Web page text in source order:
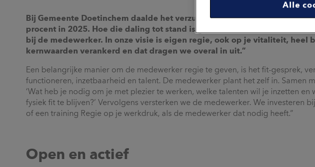
Bij Gemeente Doetinchem daalde het verzuimcijfer in de afgelopen jaren
procent in 2025. Hoe die daling tot stand is gekomen? HR- en Arbo-
bij de medewerker. In onze visie is eigen regie, ook op je vitaliteit, heel
kernwaarden verankerd en dat dragen we overal in uit.”
Een belangrijke manier om de medewerker regie te geven, is het fit-gesprek,
functioneren, inzetbaarheid en talent. De medewerker plant het zelf in. Samen
‘Wat heb je nodig om je met plezier te werken, welke talenten wil je inzetten en
fysiek fit te blijven?’ Vervolgens versterken we de medewerker. We investeren
of een training Regie op je werkdruk, als de medewerker dat nodig heeft.”
Open en actief
Alle